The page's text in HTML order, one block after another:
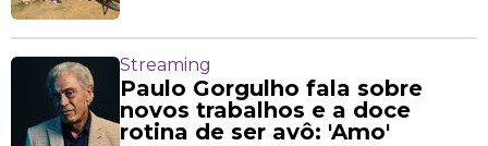
Streaming
Paulo Gorgulho fala sobre
novos trabalhos e a doce
rotina de ser avô: 'Amo'